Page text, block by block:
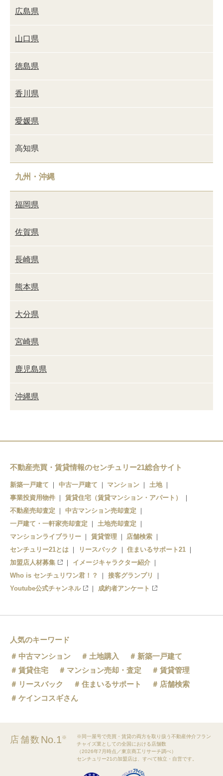
広島県
山口県
徳島県
香川県
愛媛県
高知県
九州・沖縄
福岡県
佐賀県
長崎県
熊本県
大分県
宮崎県
鹿児島県
沖縄県
不動産売買・賃貸情報のセンチュリー21総合サイト
新築一戸建て 中古一戸建て マンション
土地
事業投資用物件
賃貸住宅（賃貸マンション・アパート）
不動産売却査定
中古マンション売却査定
一戸建て・一軒家売却査定
土地売却査定
マンションライブラリー
賃貸管理
店舗検索
センチュリー21とは
リースバック
住まいるサポート21
加盟店人材募集
イメージキャラクター紹介
Who is センチュリワン君！？
接客グランプリ
Youtube公式チャンネル
成約者アンケート
人気のキーワード
中古マンション
土地購入
新築一戸建て
賃貸住宅
マンション売却・査定
賃貸管理
リースバック
住まいるサポート
店舗検索
ケインコスギさん
店舗数 No.1※
※同一屋号で売買・賃貸の両方を取り扱う不動産仲介フラン
チャイズ業としての全国における店舗数
（2026年7月時点／東京商工リサーチ調べ）
センチュリー21の加盟店は、すべて独立・自営です。